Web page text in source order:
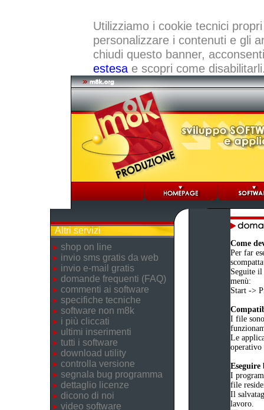
Utilizziamo i cookie tecnici
personalizzare i contenuti e gli
chiudi questo banner,
estesae scopri come
Altri servizi
shop on line
invio sms gratis da web
invio e-mail gratis
domande frequenti (FAQ)
commenti ai software
specifiche tecniche
software non m8k
i più cliccati
ultimi inserimenti
tutti i software
download utility
controlla versione
segnala bug programma
dettaglio licenze
dicono di noi
video software
Come
Per far
Seguite
menù:
Start ->
I file
Le
operativo
I
file
Il
lavoro.